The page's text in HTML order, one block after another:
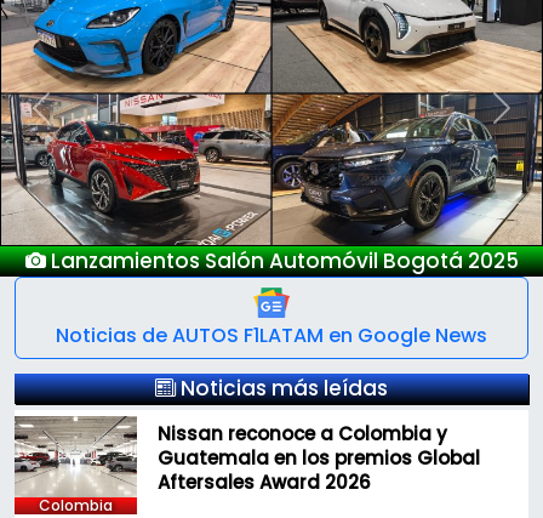
Lanzamientos Salón Automóvil Bogotá 2025
Previous Next
Noticias de AUTOS F1LATAM en Google News
Noticias más leídas
Colombia
Nissan reconoce a Colombia y
Guatemala en los premios Global
Aftersales Award 2026